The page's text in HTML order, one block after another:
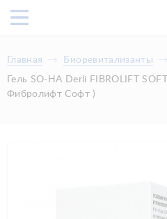
Главная Биоревитализанты
Гель SO-HA Derli FIBROLIFT
Фибролифт Софт )